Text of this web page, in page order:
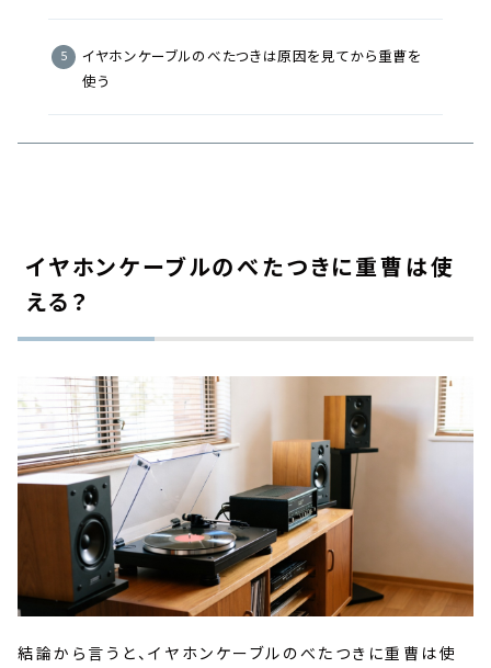
イヤホンケーブルのべたつきは原因を見てから重曹を
使う
イヤホンケーブルのべたつきに重曹は使
える？
結論から言うと、イヤホンケーブルのべたつきに重曹は使